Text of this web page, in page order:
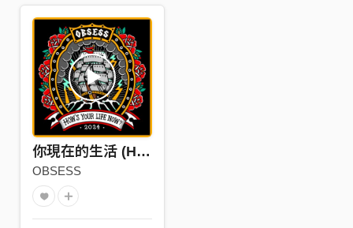
你現在的生活 (How’s your life now?)
OBSESS